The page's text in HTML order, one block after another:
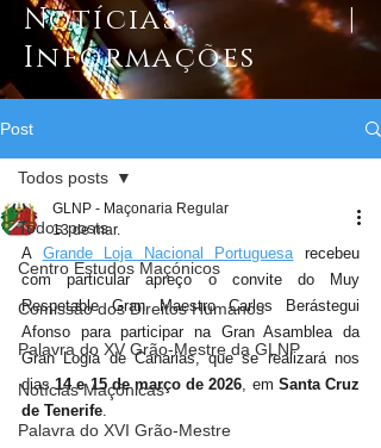
Notícias |
Informações
Post
Todos posts
Centro Estudos Maçónicos
Comissão dos Direitos Humanos
Palavra do XV Grão-Mestre da GLNP
Notícias Maçónicas
Palavra do XVI Grão-Mestre
Todos posts
GLNP - Maçonaria Regular
13 de mar.
A Grande Loja Nacional Portuguesa recebeu
com particular apreço o convite do Muy
Respetable Gran Maestro Carlos Berástegui
Afonso para participar na Gran Asamblea da
Gran Logia de Canarias, que se realizará nos
dias 14 e 15 de março de 2026, em Santa Cruz
de Tenerife.